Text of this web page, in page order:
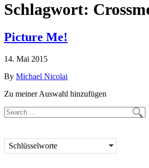
Schlagwort:
Picture Me!
14. Mai 2015
By Michael Nicolai
Zu meiner Auswahl hinzufügen
Schlüsselworte